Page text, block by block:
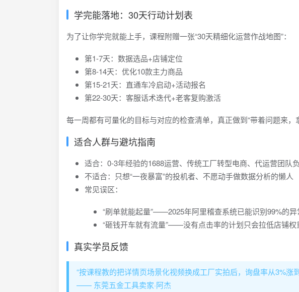
学完能落地：30天行动计划表
为了让你学完就能上手，课程附赠一张“30天精细化运营作战地图”：
第1-7天：数据选品+店铺定位
第8-14天：优化10款主力商品
第15-21天：直通车冷启动+活动报名
第22-30天：客服话术迭代+老客复购激活
每一周都有可量化的目标与对应的检查清单，真正做到“带着问题来，
适合人群与避坑指南
适合：0-3年经验的1688运营、传统工厂转型电商、代运营团队
不适合：只想“一夜暴富”的投机者、不愿动手做数据分析的懒人
常见误区：
“刷单就能起量”——2025年阿里稽查系统已能识别99%的异
“砸钱开车就有流量”——没有点击率的计划只会拉低店铺权
真实学员反馈
“按课程教的把详情页场景化视频换成工厂实拍后，询盘率从3%涨
—— 东莞五金工具卖家·阿杰